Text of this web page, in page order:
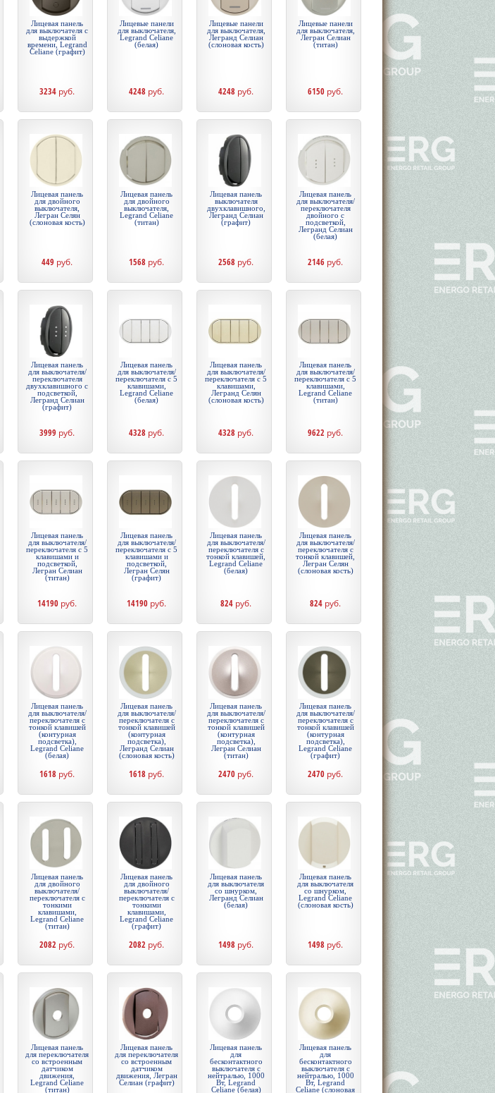
Лицевая панель
для выключателя с
выдержкой
времени, Legrand
Celiane (графит)
3234 руб.
Лицевые панели
для выключателя,
Legrand Celiane
(белая)
4248 руб.
Лицевые панели
для выключателя,
Легранд Селиан
(слоновая кость)
4248 руб.
Лицевые панели
для выключателя,
Легран Селиан
(титан)
6150 руб.
Лицевая панель
для двойного
выключателя,
Легран Селян
(слоновая кость)
449 руб.
Лицевая панель
для двойного
выключателя,
Legrand Celiane
(титан)
1568 руб.
Лицевая панель
выключателя
двухклавишного,
Легранд Селиан
(графит)
2568 руб.
Лицевая панель
для выключателя/
переключателя
двойного с
подсветкой,
Легранд Селиан
(белая)
2146 руб.
Лицевая панель
для выключателя/
переключателя
двухклавишного с
подсветкой,
Легранд Селиан
(графит)
3999 руб.
Лицевая панель
для выключателя/
переключателя с 5
клавишами,
Legrand Celiane
(белая)
4328 руб.
Лицевая панель
для выключателя/
переключателя с 5
клавишами,
Легранд Селян
(слоновая кость)
4328 руб.
Лицевая панель
для выключателя/
переключателя с 5
клавишами,
Legrand Celiane
(титан)
9622 руб.
Лицевая панель
для выключателя/
переключателя с 5
клавишами и
подсветкой,
Легран Селиан
(титан)
14190 руб.
Лицевая панель
для выключателя/
переключателя с 5
клавишами и
подсветкой,
Легран Селян
(графит)
14190 руб.
Лицевая панель
для выключателя/
переключателя с
тонкой клавишей,
Legrand Celiane
(белая)
824 руб.
Лицевая панель
для выключателя/
переключателя с
тонкой клавишей,
Легран Селян
(слоновая кость)
824 руб.
Лицевая панель
для выключателя/
переключателя с
тонкой клавишей
(контурная
подсветка),
Legrand Celiane
(белая)
1618 руб.
Лицевая панель
для выключателя/
переключателя с
тонкой клавишей
(контурная
подсветка),
Легранд Селиан
(слоновая кость)
1618 руб.
Лицевая панель
для выключателя/
переключателя с
тонкой клавишей
(контурная
подсветка),
Легран Селиан
(титан)
2470 руб.
Лицевая панель
для выключателя/
переключателя с
тонкой клавишей
(контурная
подсветка),
Legrand Celiane
(графит)
2470 руб.
Лицевая панель
для двойного
выключателя/
переключателя с
тонкими
клавишами,
Legrand Celiane
(титан)
2082 руб.
Лицевая панель
для двойного
выключателя/
переключателя с
тонкими
клавишами,
Legrand Celiane
(графит)
2082 руб.
Лицевая панель
для выключателя
со шнурком,
Легранд Селиан
(белая)
1498 руб.
Лицевая панель
для выключателя
со шнурком,
Legrand Celiane
(слоновая кость)
1498 руб.
Лицевая панель
для переключателя
со встроенным
датчиком
движения,
Legrand Celiane
(титан)
Лицевая панель
для переключателя
со встроенным
датчиком
движения, Легран
Селиан (графит)
Лицевая панель
для
бесконтактного
выключателя с
нейтралью, 1000
Вт, Legrand
Celiane (белая)
Лицевая панель
для
бесконтактного
выключателя с
нейтралью, 1000
Вт, Legrand
Celiane (слоновая